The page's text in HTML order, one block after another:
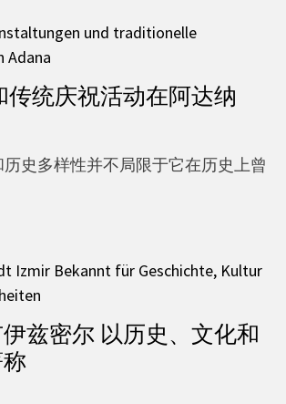
传统庆祝活动在阿达纳
史多样性并不局限于它在历史上曾
兹密尔 以历史、文化和